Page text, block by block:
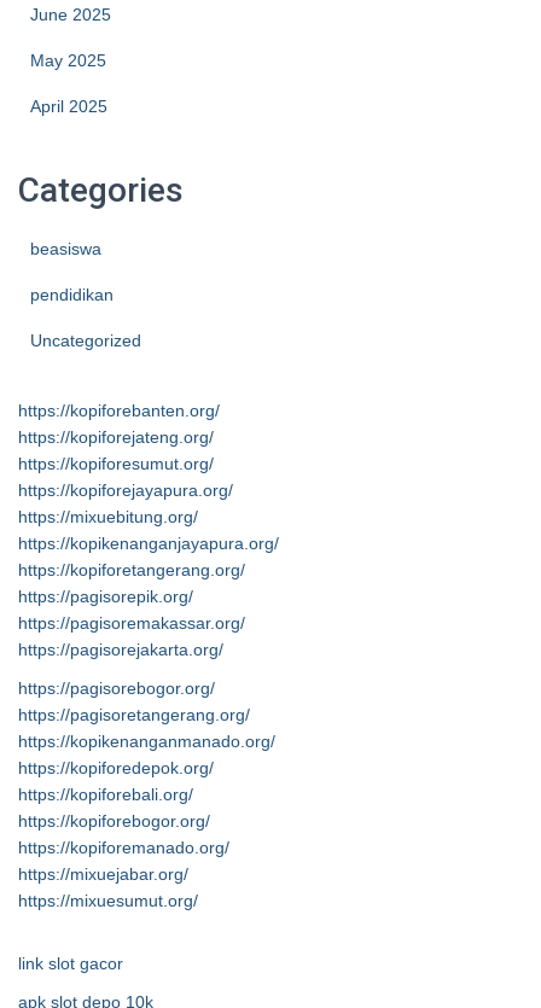
June 2025
May 2025
April 2025
Categories
beasiswa
pendidikan
Uncategorized
https://kopiforebanten.org/
https://kopiforejateng.org/
https://kopiforesumut.org/
https://kopiforejayapura.org/
https://mixuebitung.org/
https://kopikenanganjayapura.org/
https://kopiforetangerang.org/
https://pagisorepik.org/
https://pagisoremakassar.org/
https://pagisorejakarta.org/
https://pagisorebogor.org/
https://pagisoretangerang.org/
https://kopikenanganmanado.org/
https://kopiforedepok.org/
https://kopiforebali.org/
https://kopiforebogor.org/
https://kopiforemanado.org/
https://mixuejabar.org/
https://mixuesumut.org/
link slot gacor
apk slot depo 10k